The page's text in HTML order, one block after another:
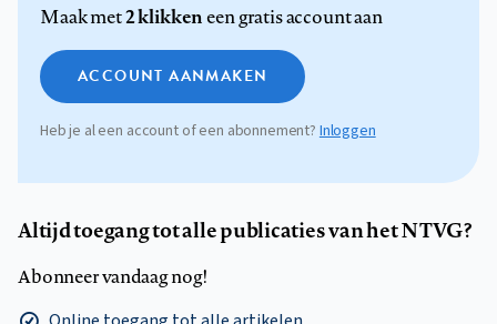
Maak met2 klikkeneen gratis account aan
ACCOUNT AANMAKEN
Heb je al een account of een abonnement? Inloggen
Altijd toegang tot alle publicaties van het NTVG?
Abonneer vandaag nog!